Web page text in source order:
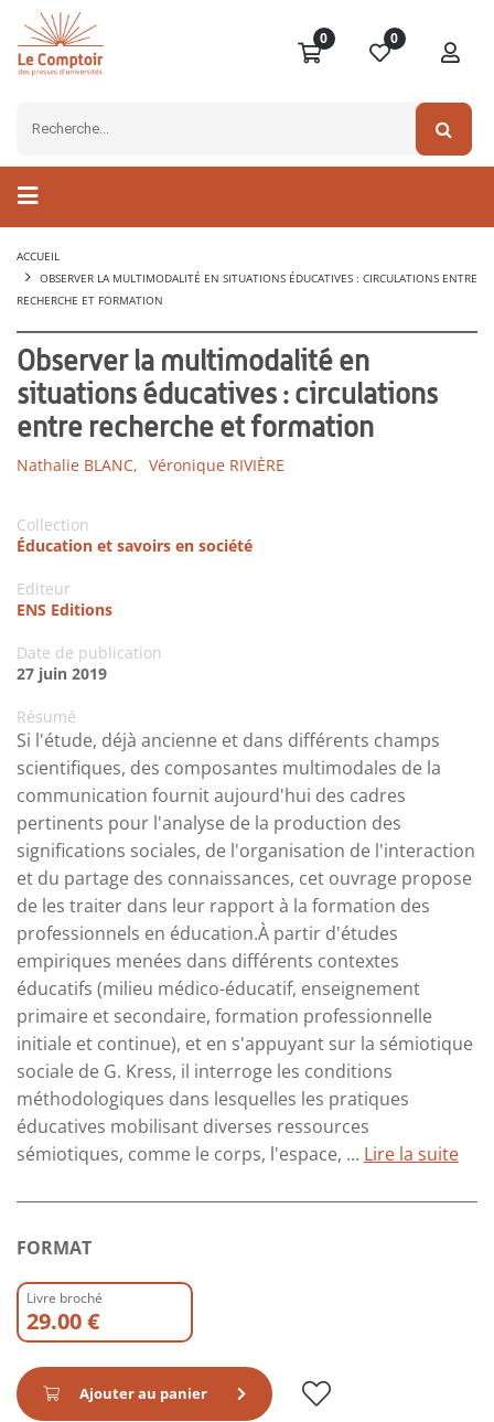
0 0
ACCUEIL
OBSERVER LA MULTIMODALITÉ EN SITUATIONS ÉDUCATIVES : CIRCULATIONS ENTRE
RECHERCHE ET FORMATION
Observer la multimodalité en
situations éducatives : circulations
entre recherche et formation
Nathalie BLANC, Véronique RIVIÈRE
Collection
Éducation et savoirs en société
Editeur
ENS Editions
Date de publication
27 juin 2019
Résumé
Si l'étude, déjà ancienne et dans différents champs
scientifiques, des composantes multimodales de la
communication fournit aujourd'hui des cadres
pertinents pour l'analyse de la production des
significations sociales, de l'organisation de l'interaction
et du partage des connaissances, cet ouvrage propose
de les traiter dans leur rapport à la formation des
professionnels en éducation.À partir d'études
empiriques menées dans différents contextes
éducatifs (milieu médico-éducatif, enseignement
primaire et secondaire, formation professionnelle
initiale et continue), et en s'appuyant sur la sémiotique
sociale de G. Kress, il interroge les conditions
méthodologiques dans lesquelles les pratiques
éducatives mobilisant diverses ressources
sémiotiques, comme le corps, l'espace, ... Lire la suite
FORMAT
Livre broché
29.00 €
Ajouter au panier